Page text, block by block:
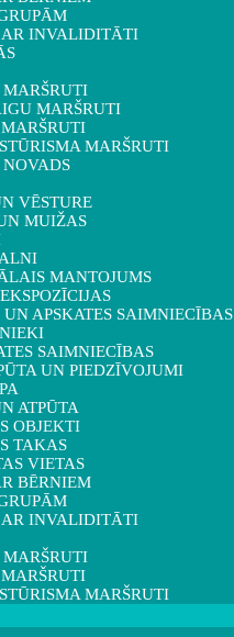
INVALIDITĀTI
MARŠRUTI
MARŠRUTI
VĒSTURE
MUIŽAS
MANTOJUMS
APSKATES SAIMNIECĪBAS
SAIMNIECĪBAS
UN PIEDZĪVOJUMI
ATPŪTA
OBJEKTI
TAKAS
VIETAS
BĒRNIEM
INVALIDITĀTI
MARŠRUTI